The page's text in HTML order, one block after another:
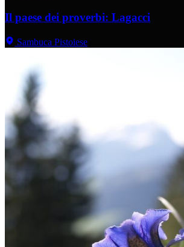
Il paese dei proverbi: Lagacci
Sambuca Pistoiese